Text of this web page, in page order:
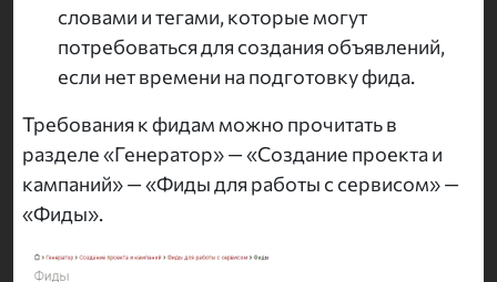
словами и тегами, которые могут
потребоваться для создания объявлений,
если нет времени на подготовку фида.
Требования к фидам можно прочитать в
разделе «Генератор» — «Создание проекта и
кампаний» — «Фиды для работы с сервисом» —
«Фиды».